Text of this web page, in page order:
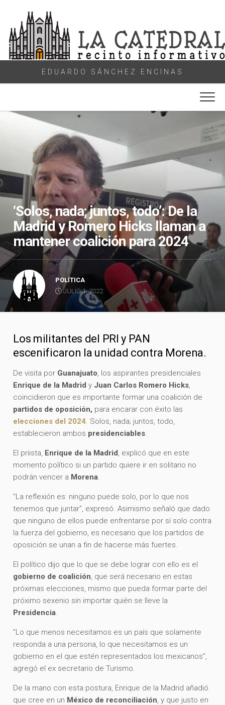
content
EDUARDO SÁNCHEZ ENCINAS
‘Solos, nada; juntos, todo’: De la
Madrid y Romero Hicks llaman a
mantener coalición para 2024
POLÍTICA
JULIO 1, 2022
Los militantes del PRI y PAN
escenificaron la unidad contra Morena.
De visita por Guanajuato, los aspirantes presidenciales
Enrique de la Madridy Juan Carlos Romero Hicks,
coincidieron que es importante formar una coalición de
partidos de oposición, para encarar con éxito las
elecciones del 2024. Solos, nada; juntos, todo,
establecieron ambos presidenciables.
El priista, Enrique de la Madrid, explicó que en este
momento político si un partido quiere ir en solitario no
podrán vencer a Morena.
”La reflexión es: ninguno puede solo, por lo que nos
tenemos que juntar”, expresó. Asimismo señaló que dado
que ninguno de ellos puede enfrentarse por sí solo contra
la fuerza del gobierno, es necesario que los partidos de
oposición se unan a fin de hacerse más fuertes.
El político dijo que lo que se debe lograr con ello es el
gobierno de coalición, que será necesario en estas
próximas elecciones, mismo que pueda formar parte del
próximo sexenio sin importar quién se lleve la
Presidencia.
”Lo que menos necesitamos es un país que solamente
responda a una persona, lo que necesitamos es un
gobierno en el que estén representados los mexicanos”,
agregó el ex secretario de Turismo.
De la mano con esta postura, Enrique de la Madrid añadió
que cree en un México de reconciliación, y que justo en